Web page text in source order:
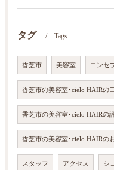
タグ Tags
香芝市 美容室 コンセ
香芝市の美容室･cielo HAIRの
香芝市の美容室･cielo HAIRの
香芝市の美容室･cielo HAIRの
スタッフ アクセス シ